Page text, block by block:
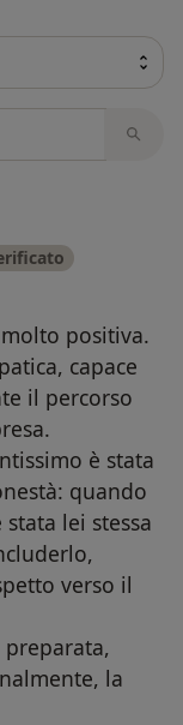
positiva.
capace
il percorso
è stata
quando
lei stessa
verso il
la